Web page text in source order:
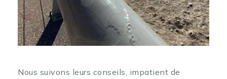
Nous suivons leurs conseils, impatient de